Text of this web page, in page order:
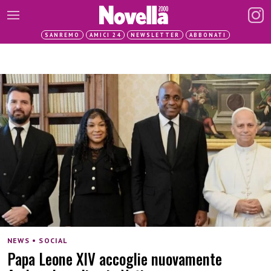
SANREMO AMICI 24 NEWSLETTER ABBONATI
NEWS • SOCIAL
Papa Leone XIV accoglie nuovamente